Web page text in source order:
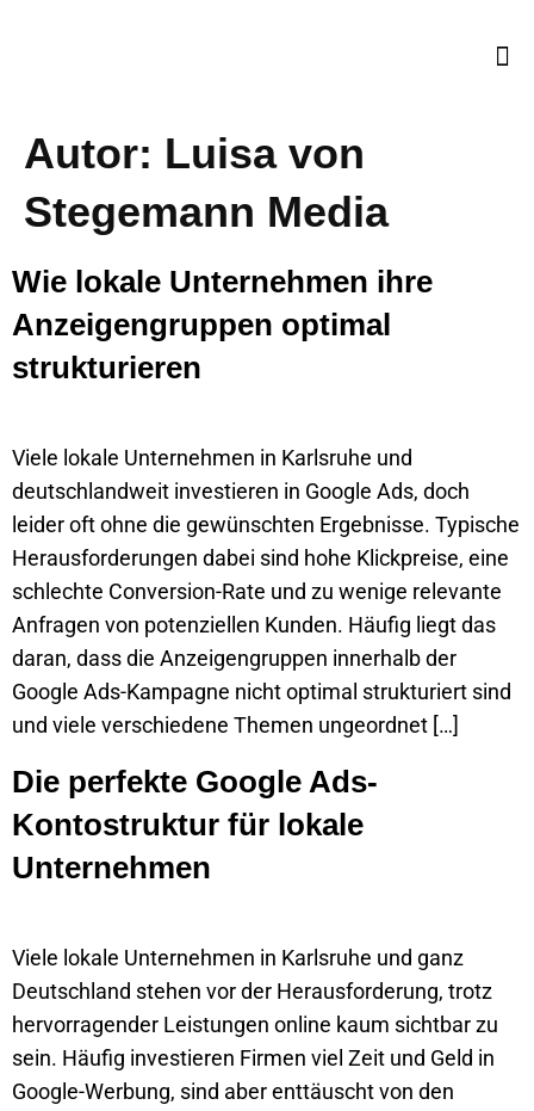
Autor: Luisa von
Stegemann Media
Wie lokale Unternehmen ihre
Anzeigengruppen optimal
strukturieren
Viele lokale Unternehmen in Karlsruhe und
deutschlandweit investieren in Google Ads, doch
leider oft ohne die gewünschten Ergebnisse. Typische
Herausforderungen dabei sind hohe Klickpreise, eine
schlechte Conversion-Rate und zu wenige relevante
Anfragen von potenziellen Kunden. Häufig liegt das
daran, dass die Anzeigengruppen innerhalb der
Google Ads-Kampagne nicht optimal strukturiert sind
und viele verschiedene Themen ungeordnet […]
Die perfekte Google Ads-
Kontostruktur für lokale
Unternehmen
Viele lokale Unternehmen in Karlsruhe und ganz
Deutschland stehen vor der Herausforderung, trotz
hervorragender Leistungen online kaum sichtbar zu
sein. Häufig investieren Firmen viel Zeit und Geld in
Google-Werbung, sind aber enttäuscht von den